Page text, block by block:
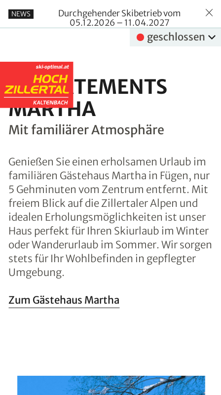
NEWS
Durchgehender Skibetrieb vom
05.12.2026 – 11.04.2027
APPARTEMENTS
MARTHA
Mit familiärer Atmosphäre
Genießen Sie einen erholsamen Urlaub im
familiären Gästehaus Martha in Fügen, nur
5 Gehminuten vom Zentrum entfernt. Mit
freiem Blick auf die Zillertaler Alpen und
idealen Erholungsmöglichkeiten ist unser
Haus perfekt für Ihren Skiurlaub im Winter
oder Wanderurlaub im Sommer. Wir sorgen
stets für Ihr Wohlbefinden in gepflegter
Umgebung.
Zum Gästehaus Martha
geschlossen